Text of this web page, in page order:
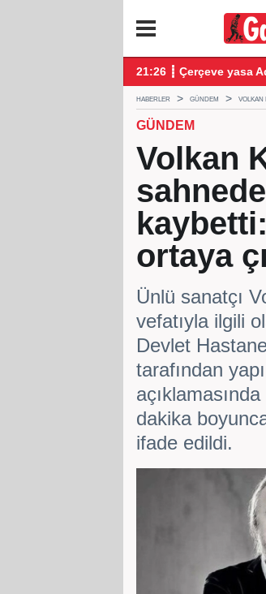
İlksen Özalper tutuklandı21:26 ┋ Çerçeve yasa
HABERLER GÜNDEM VOLKAN
GÜNDEM
Volkan
ortaya
Ünlü sanatçı
vefatıyla ilgili
Devlet
tarafından
dakika
ifade edildi.